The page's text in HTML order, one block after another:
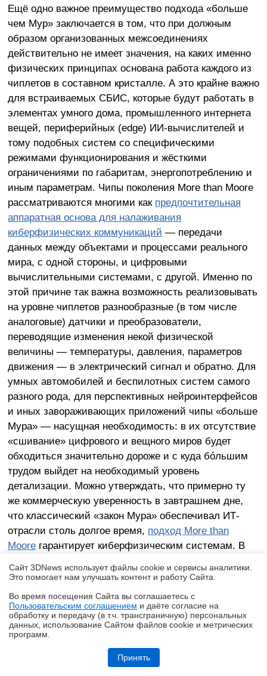
Обзор «малолитражного суперкомпьютера» MSI EdgeXpert MS-C931
Ещё одно важное преимущество подхода «больше
чем Мур» заключается в том, что при должным
образом организованных межсоединениях
действительно не имеет значения, на каких именно
физических принципах основана работа каждого из
чиплетов в составном кристалле. А это крайне важно
для встраиваемых СБИС, которые будут работать в
элементах умного дома, промышленного интернета
вещей, периферийных (edge) ИИ-вычислителей и
тому подобных систем со специфическими
режимами функционирования и жёсткими
ограничениями по габаритам, энергопотреблению и
иным параметрам. Чипы поколения More than Moore
рассматриваются многими как предпочтительная
аппаратная основа для налаживания
киберфизических коммуникаций — передачи
данных между объектами и процессами реального
мира, с одной стороны, и цифровыми
вычислительными системами, с другой. Именно по
этой причине так важна возможность реализовывать
на уровне чиплетов разнообразные (в том числе
аналоговые) датчики и преобразователи,
переводящие изменения некой физической
величины — температуры, давления, параметров
движения — в электрический сигнал и обратно. Для
умных автомобилей и беспилотных систем самого
разного рода, для перспективных нейроинтерфейсов
и иных завораживающих приложений чипы «больше
Мура» — насущная необходимость: в их отсутствие
«сшивание» цифрового и вещного миров будет
обходиться значительно дороже и с куда бóльшим
трудом выйдет на необходимый уровень
детализации. Можно утверждать, что примерно ту
же коммерческую уверенность в завтрашнем дне,
что классический «закон Мура» обеспечивал ИТ-
отрасли столь долгое время, подход More than
Mooreгарантирует киберфизическим системам. В
проще окажется находить инвесторов, чем сегодня,
разработку какого-нибудь Neuralink, не
представляется возможным со сколько-нибудь
реалистичными допусками.
парадигма Beyond Moore
Сайт 3DNews использует файлы cookie и сервисы аналитики.
Это помогает нам улучшать контент и работу Cайта.
Во время посещения Cайта вы соглашаетесь с
Пользовательским соглашением и даёте согласие на
обработку и передачу (в т.ч. трансграничную) персональных
данных, использование Cайтом файлов cookie и метрических
программ.
Принять